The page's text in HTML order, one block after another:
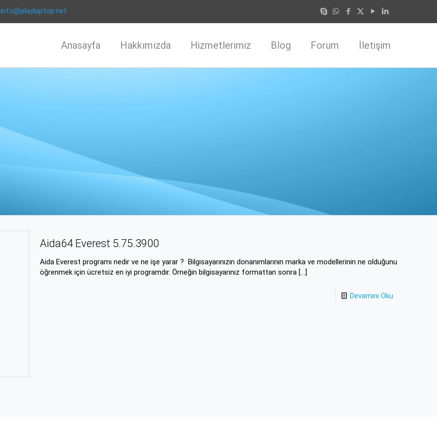
info@playlaptop.net
Anasayfa Hakkımızda Hizmetlerimiz Blog Forum İletişim
Aida64 Everest 5.75.3900
Aida Everest programı nedir ve ne işe yarar ? Bilgisayarınızın donanımlarının marka ve modellerinin ne olduğunu
öğrenmek için ücretsiz en iyi programdır. Örneğin bilgisayarınız formattan sonra[…]
Devamını Oku